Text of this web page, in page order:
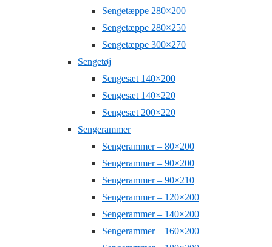
Sengetæppe 280×200
Sengetæppe 280×250
Sengetæppe 300×270
Sengetøj
Sengesæt 140×200
Sengesæt 140×220
Sengesæt 200×220
Sengerammer
Sengerammer – 80×200
Sengerammer – 90×200
Sengerammer – 90×210
Sengerammer – 120×200
Sengerammer – 140×200
Sengerammer – 160×200